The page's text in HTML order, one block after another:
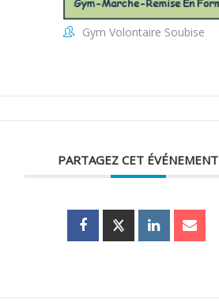
Gym Volontaire Soubise
PARTAGEZ CET ÉVÉNEMENT